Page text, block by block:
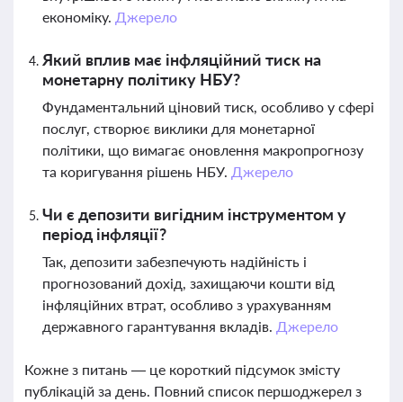
економіку. Джерело
Який вплив має інфляційний тиск на
монетарну політику НБУ?
Фундаментальний ціновий тиск, особливо у сфері
послуг, створює виклики для монетарної
політики, що вимагає оновлення макропрогнозу
та коригування рішень НБУ. Джерело
Чи є депозити вигідним інструментом у
період інфляції?
Так, депозити забезпечують надійність і
прогнозований дохід, захищаючи кошти від
інфляційних втрат, особливо з урахуванням
державного гарантування вкладів. Джерело
Кожне з питань — це короткий підсумок змісту
публікацій за день. Повний список першоджерел з